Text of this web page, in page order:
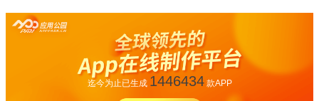
迄今为止已生成 1446434款APP